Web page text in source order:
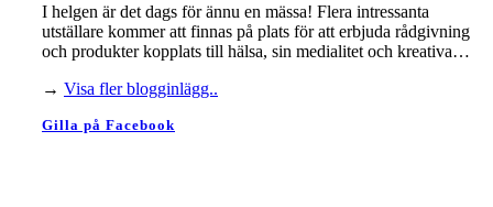
I helgen är det dags för ännu en mässa! Flera intressanta
utställare kommer att finnas på plats för att erbjuda rådgivning
och produkter kopplats till hälsa, sin medialitet och kreativa…
→ Visa fler blogginlägg..
Gilla på Facebook